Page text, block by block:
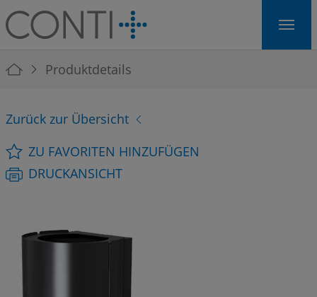
Skip to main navigation
Skip to main content
Skip to page footer
You are here:
Produktdetails
Zurück zur Übersicht
ZU FAVORITEN HINZUFÜGEN
DRUCKANSICHT